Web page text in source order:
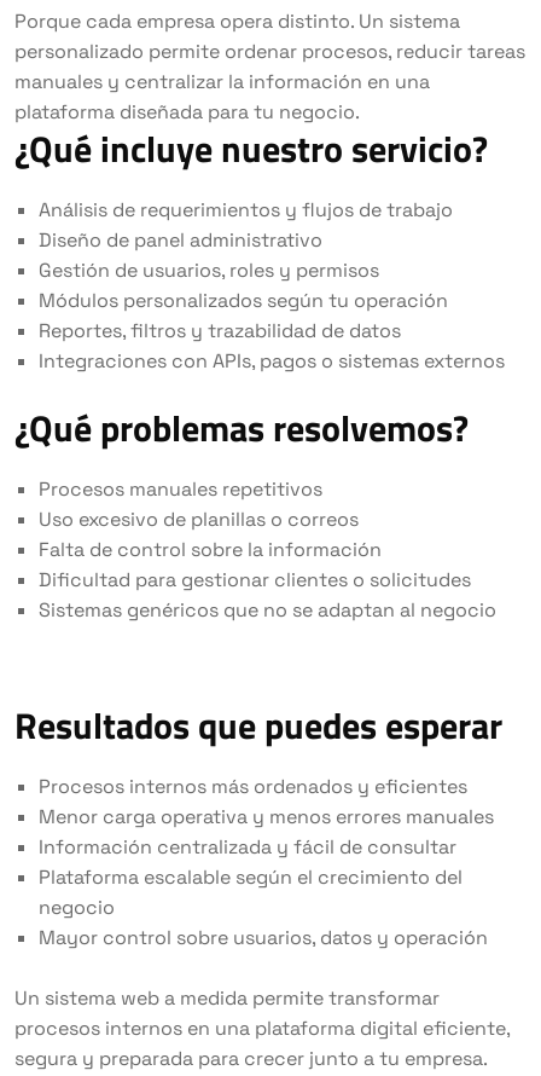
Porque cada empresa opera distinto. Un sistema
personalizado permite ordenar procesos, reducir tareas
manuales y centralizar la información en una
plataforma diseñada para tu negocio.
¿Qué incluye nuestro servicio?
Análisis de requerimientos y flujos de trabajo
Diseño de panel administrativo
Gestión de usuarios, roles y permisos
Módulos personalizados según tu operación
Reportes, filtros y trazabilidad de datos
Integraciones con APIs, pagos o sistemas externos
¿Qué problemas resolvemos?
Procesos manuales repetitivos
Uso excesivo de planillas o correos
Falta de control sobre la información
Dificultad para gestionar clientes o solicitudes
Sistemas genéricos que no se adaptan al negocio
Resultados que puedes esperar
Procesos internos más ordenados y eficientes
Menor carga operativa y menos errores manuales
Información centralizada y fácil de consultar
Plataforma escalable según el crecimiento del
negocio
Mayor control sobre usuarios, datos y operación
Un sistema web a medida permite transformar
procesos internos en una plataforma digital eficiente,
segura y preparada para crecer junto a tu empresa.